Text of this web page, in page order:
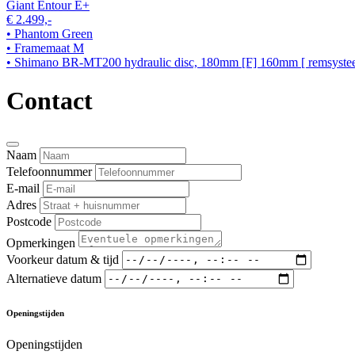
Giant Entour E+
€ 2.499,-
• Phantom Green
• Framemaat M
• Shimano BR-MT200 hydraulic disc, 180mm [F] 160mm [
Contact
Naam
Telefoonnummer
E-mail
Adres
Postcode
Opmerkingen
Voorkeur datum & tijd
Alternatieve datum
Openingstijden
Openingstijden